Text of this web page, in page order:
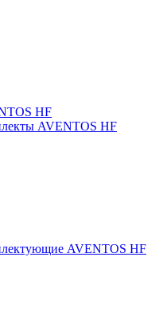
HF
AVENTOS HF
AVENTOS HF